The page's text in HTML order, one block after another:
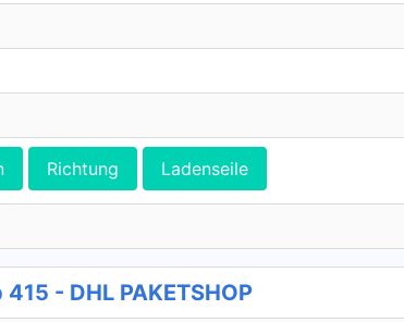
Richtung Ladenseile
- DHL PAKETSHOP